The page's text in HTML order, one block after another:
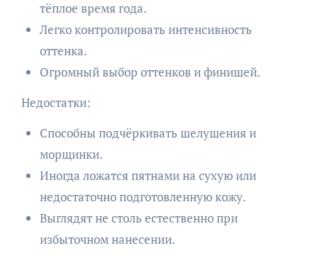
тёплое время года.
Легко контролировать интенсивность
оттенка.
Огромный выбор оттенков и финишей.
Недостатки:
Способны подчёркивать шелушения и
морщинки.
Иногда ложатся пятнами на сухую или
недостаточно подготовленную кожу.
Выглядят не столь естественно при
избыточном нанесении.